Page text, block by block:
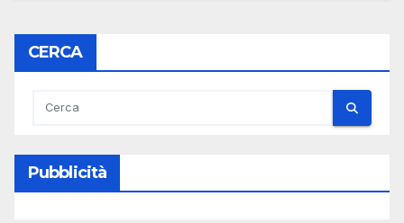
CERCA
Pubblicità